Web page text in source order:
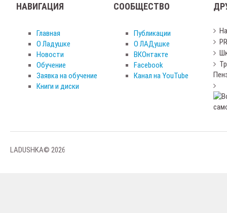
НАВИГАЦИЯ
Главная
О Ладушке
Новости
Обучение
Заявка на обучение
Книги и диски
СООБЩЕСТВО
Публикации
О ЛАДушке
ВКОнтакте
Facebook
Канал на YouTube
LADUSHKA© 2026